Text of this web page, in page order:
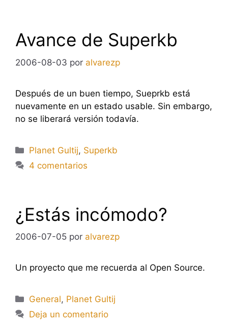
Avance de Superkb
2006-08-03 por alvarezp
Después de un buen tiempo, Sueprkb está
nuevamente en un estado usable. Sin embargo,
no se liberará versión todavía.
Categorías
Planet Gultij, Superkb
4 comentarios
¿Estás incómodo?
2006-07-05 por alvarezp
Un proyecto que me recuerda al Open Source.
Categorías
General, Planet Gultij
Deja un comentario